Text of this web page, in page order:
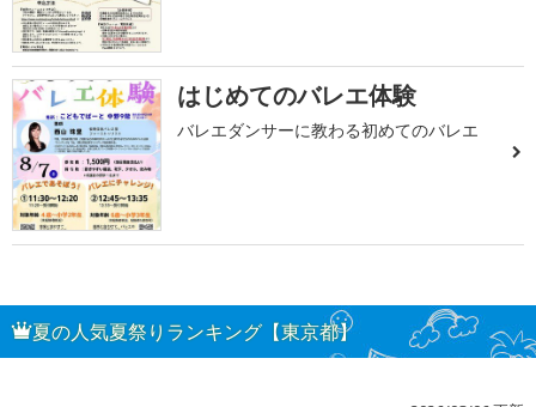
はじめてのバレエ体験
バレエダンサーに教わる初めてのバレエ
夏の人気夏祭りランキング【東京都】